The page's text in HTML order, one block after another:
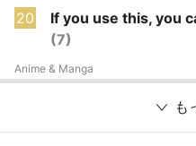
20
If you use this, you
(7)
Anime & Manga
も